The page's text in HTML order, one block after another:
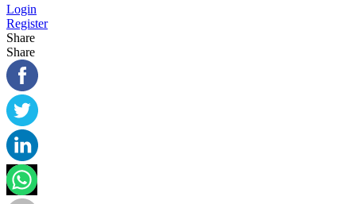
Login
Register
Share
Share